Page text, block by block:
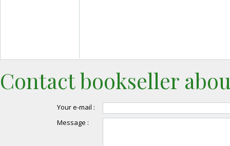
Contact bookseller
Your e-mail :
Message :